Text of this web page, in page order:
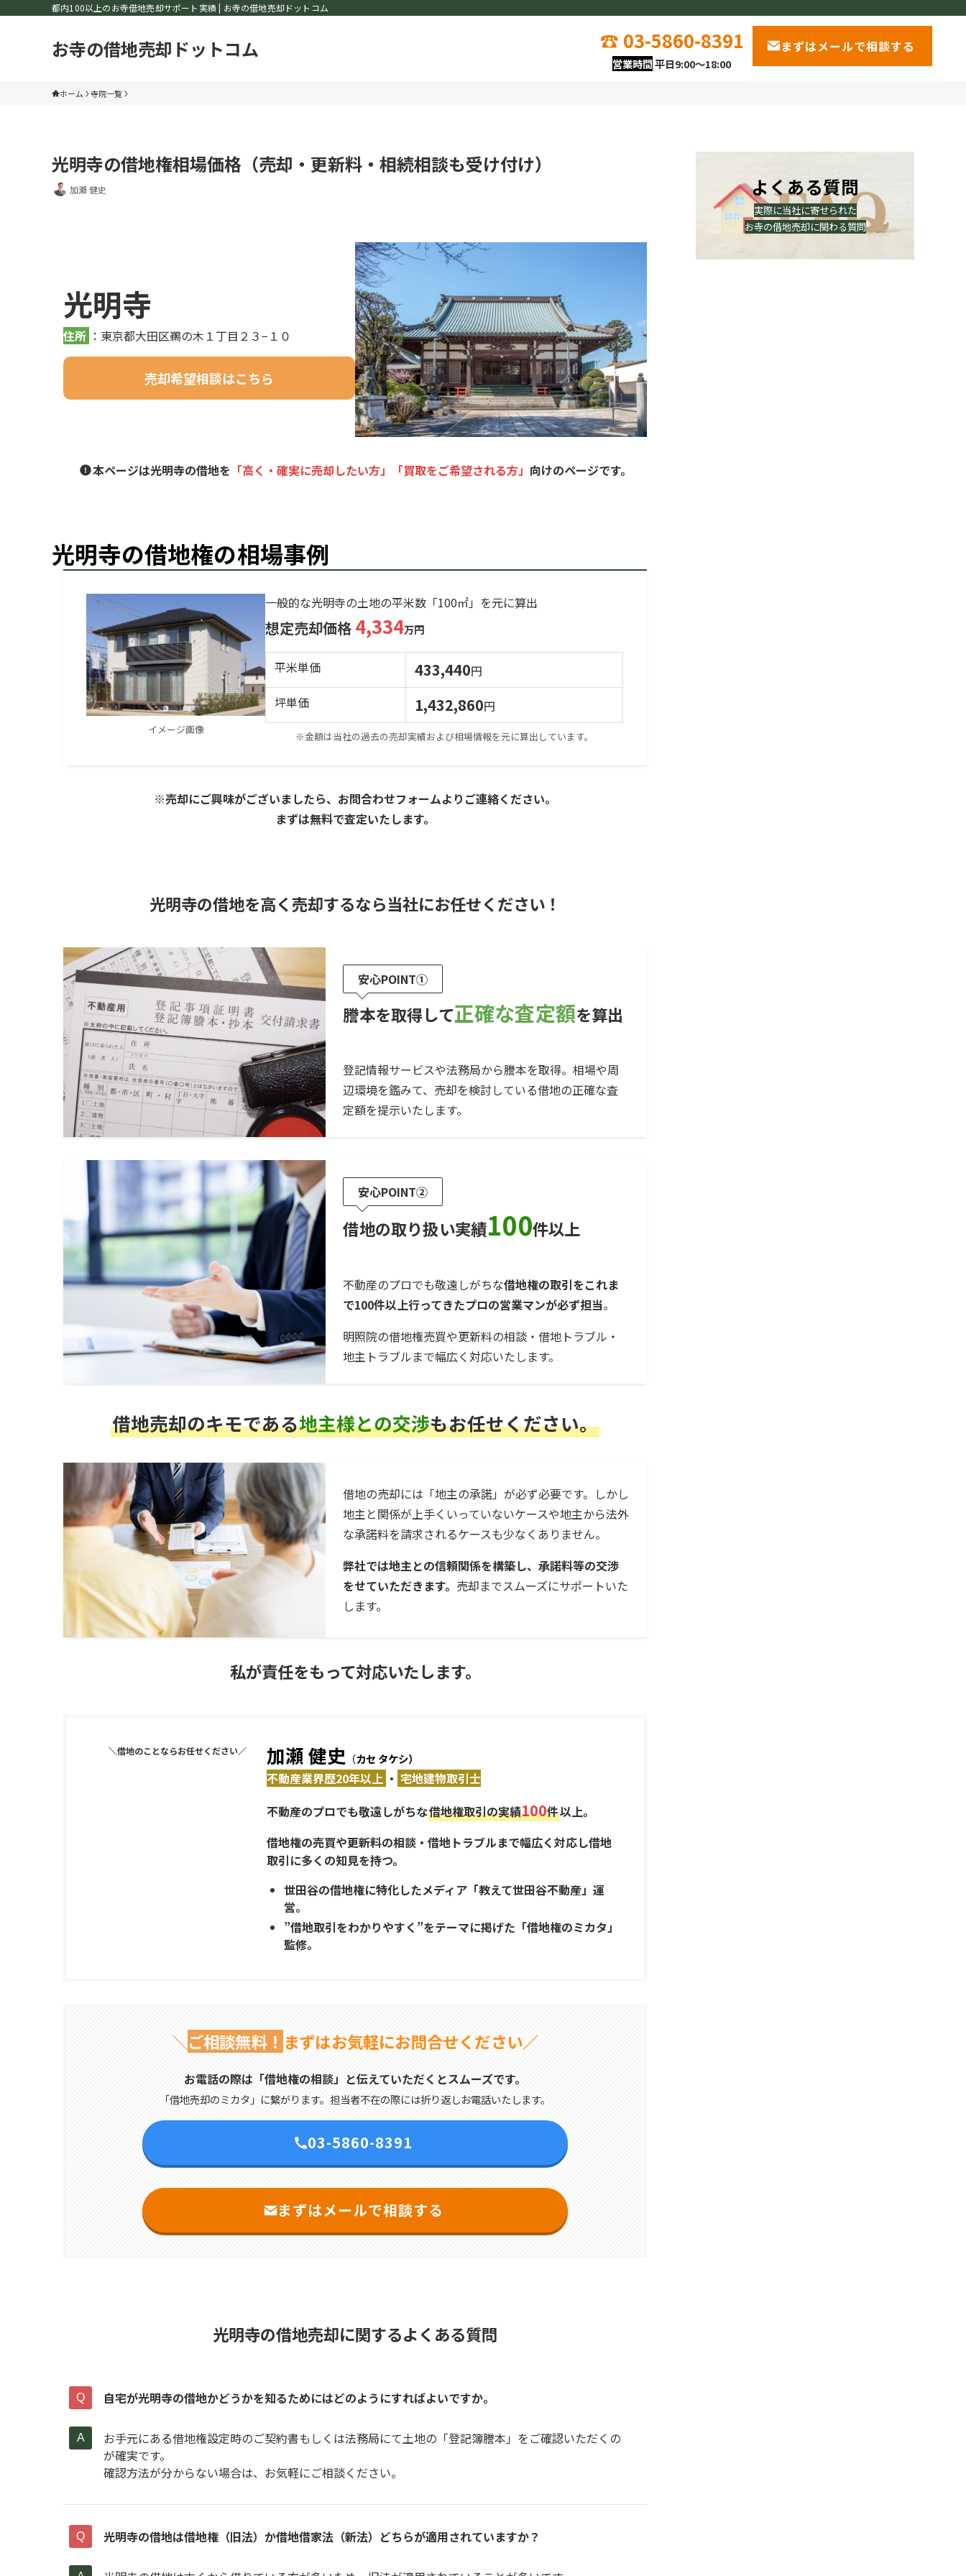
都内100以上のお寺借地売却サポート実績 | お寺の借地売却ドットコム
お寺の借地売却ドットコム ☎ 03-5860-8391
営業時間平日9:00～18:00
まずはメールで相談する
ホーム 寺院一覧
光明寺の借地権相場価格（売却・更新料・相続相談も受け付け）
加瀬 健史
光明寺
住所 ：東京都大田区鵜の木１丁目２３−１０
売却希望相談はこちら
本ページは光明寺の借地を 「高く・確実に売却したい方」「買取をご希望される方」 向けのページです。
光明寺の借地権の相場事例
イメージ画像
一般的な光明寺の土地の平米数「100㎡」を元に算出
想定売却価格 4,334万円
平米単価 433,440円
坪単価
1,432,860円
※金額は当社の過去の売却実績および相場情報を元に算出しています。
※売却にご興味がございましたら、お問合わせフォームよりご連絡ください。
まずは無料で査定いたします。
光明寺の借地を高く売却するなら当社にお任せください！
安心POINT①
謄本を取得して正確な査定額を算出
登記情報サービスや法務局から謄本を取得。相場や周
辺環境を鑑みて、売却を検討している借地の正確な査
定額を提示いたします。
安心POINT②
借地の取り扱い実績100件以上
不動産のプロでも敬遠しがちな借地権の取引をこれま
で100件以上行ってきたプロの営業マンが必ず担当。
明照院の借地権売買や更新料の相談・借地トラブル・
地主トラブルまで幅広く対応いたします。
借地売却のキモである地主様との交渉もお任せください。
借地の売却には「地主の承諾」が必ず必要です。しかし
地主と関係が上手くいっていないケースや地主から法外
な承諾料を請求されるケースも少なくありません。
弊社では地主との信頼関係を構築し、承諾料等の交渉
をせていただきます。 売却までスムーズにサポートいた
します。
私が責任をもって対応いたします。
＼借地のことならお任せください／ 加瀬 健史（カセ タケシ）
不動産業界歴20年以上 ・ 宅地建物取引士
不動産のプロでも敬遠しがちな借地権取引の実績100件以上。
借地権の売買や更新料の相談・借地トラブルまで幅広く対応し借地
取引に多くの知見を持つ。
世田谷の借地権に特化したメディア「教えて世田谷不動産」運
営。
”借地取引をわかりやすく”をテーマに掲げた「借地権のミカタ」
監修。
＼ご相談無料！ まずはお気軽にお問合せください／
お電話の際は「借地権の相談」と伝えていただくとスムーズです。
「借地売却のミカタ」に繋がります。担当者不在の際には折り返しお電話いたします。
03-5860-8391
まずはメールで相談する
光明寺の借地売却に関するよくある質問
自宅が光明寺の借地かどうかを知るためにはどのようにすればよいですか。
お手元にある借地権設定時のご契約書もしくは法務局にて土地の「登記簿謄本」をご確認いただくの
が確実です。
確認方法が分からない場合は、お気軽にご相談ください。
光明寺の借地は借地権（旧法）か借地借家法（新法）どちらが適用されていますか？
よくある質問
実際に当社に寄せられた
お寺の借地売却に関わる質問